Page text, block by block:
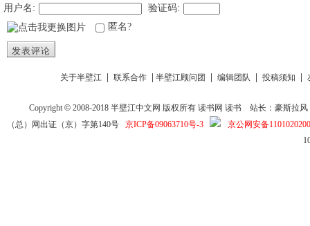
用户名:
验证码:
匿名?
发表评论
关于半壁江 联系合作 半壁江顾问团 编辑团队 投稿须知
Copyright © 2008-2018半壁江中文网 版权所有读书网 读书
站长：豪斯拉风
（总）网出证（京）字第140号 京ICP备09063710号-3
京公网安备